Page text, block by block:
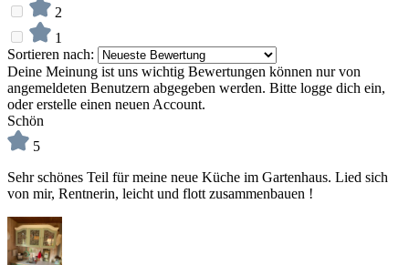
2
1
Sortieren nach:
Deine Meinung ist uns wichtig Bewertungen können nur von
angemeldeten Benutzern abgegeben werden. Bitte logge dich ein,
oder erstelle einen neuen Account.
Schön
5
Sehr schönes Teil für meine neue Küche im Gartenhaus. Lied sich
von mir, Rentnerin, leicht und flott zusammenbauen !